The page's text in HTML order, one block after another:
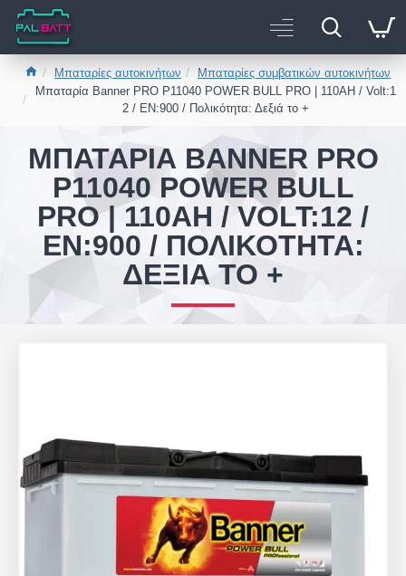
Μπαταρίες αυτοκινήτων
Μπαταρίες συμβατικών αυτοκινήτων
Μπαταρία Banner PRO P11040 POWER BULL PRO | 110AH / Volt:1
2 / EN:900 / Πολικότητα: Δεξιά το +
ΜΠΑΤΑΡΊΑ BANNER PRO
P11040 POWER BULL
PRO | 110AH / VOLT:12 /
EN:900 / ΠΟΛΙΚΌΤΗΤΑ:
ΔΕΞΙΆ ΤΟ +